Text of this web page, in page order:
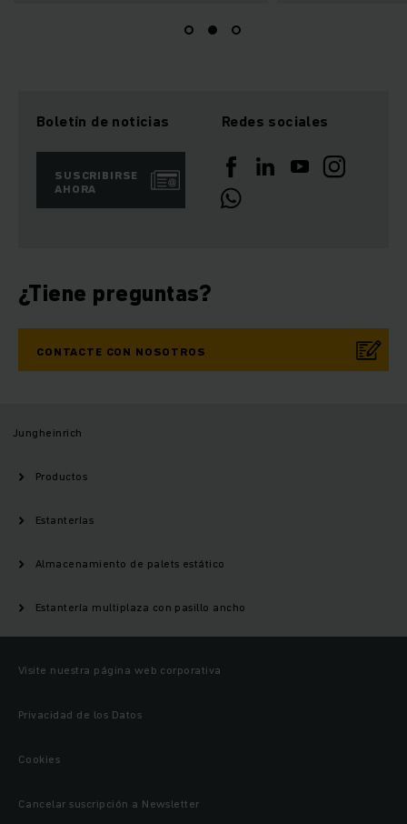
Boletín de noticias
SUSCRIBIRSE
AHORA
Redes sociales
¿Tiene preguntas?
CONTACTE CON NOSOTROS
Jungheinrich
Productos
Estanterías
Almacenamiento de palets estático
Estantería multiplaza con pasillo ancho
Visite nuestra página web corporativa
Privacidad de los Datos
Cookies
Cancelar suscripción a Newsletter